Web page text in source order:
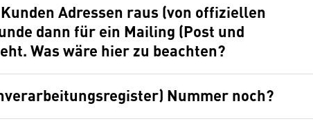
Adressen raus (von offiziellen
dann für ein Mailing (Post und
Was wäre hier zu beachten?
Nummer noch?